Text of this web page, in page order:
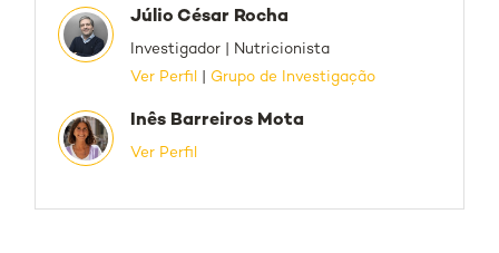
Júlio César Rocha
Investigador | Nutricionista
Ver Perfil
Grupo de Investigação
Inês Barreiros Mota
Ver Perfil